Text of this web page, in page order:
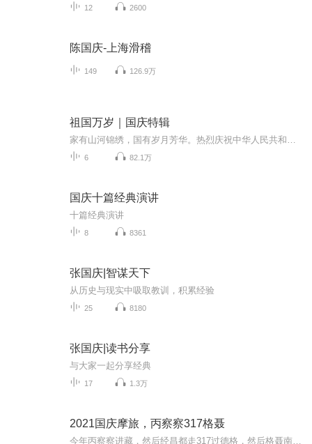
12 2600
陈国庆-上海滑稽
149 126.9万
祖国万岁｜国庆特辑
6 82.1万
国庆十篇经典演讲
十篇经典演讲
8 8361
张国庆|智谋天下
从历史与现实中吸取教训，积累经验
25 8180
张国庆|读书分享
与大家一起分享经典
17 1.3万
2021国庆摩旅，丙察察317格聂